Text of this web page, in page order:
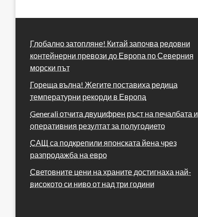
Глобално затопляне! Китай започва редовни
контейнерни превози до Европа по Северния
морски път
Гореща вълна! Жегите поставиха редица
температурни рекорди в Европа
Generali отчита двуцифрен ръст на печалбата и
оперативния резултат за полугодието
САЩ са подкрепили японската йена чрез
разпродажба на евро
Световните цени на храните достигнаха най-
високото си ниво от над три години